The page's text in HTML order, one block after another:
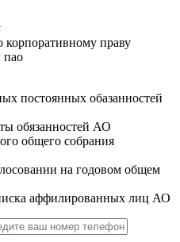
корпоративному праву
пао
постоянных обазанностей
обязанностей АО
общего собрания
на годовом общем
аффилированных лиц АО